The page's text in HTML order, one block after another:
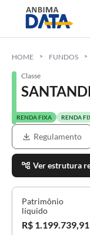
HOME FUNDOS
Classe
RENDA FIXA RENDA
Regulamento
Ver estrutura
Patrimônio
líquido
R$ 1.199.739,91